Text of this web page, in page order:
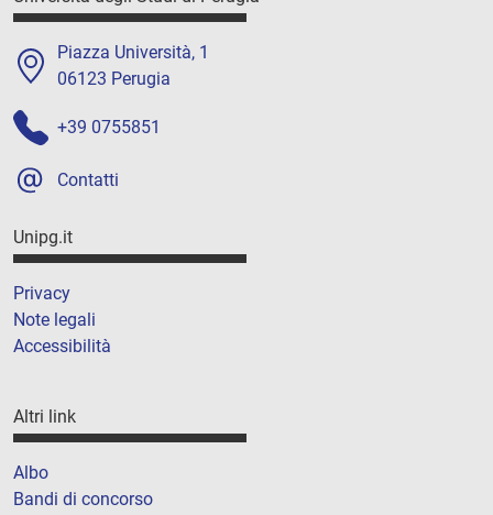
Piazza Università, 1
06123 Perugia
+39 0755851
Contatti
Unipg.it
Privacy
Note legali
Accessibilità
Altri link
Albo
Bandi di concorso